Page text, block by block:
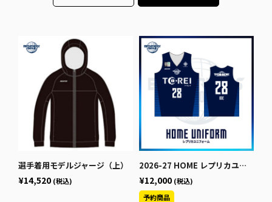
選手着用モデルジャージ（上）
¥14,520 (税込)
2026-27 HOME レプリカユニフォーム
¥12,000 (税込)